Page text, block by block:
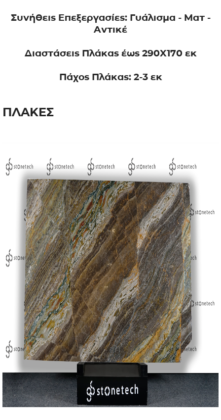
Συνήθεις Επεξεργασίες: Γυάλισμα - Ματ -
Αντικέ
Διαστάσεις Πλάκας έως 290Χ170 εκ
Πάχος Πλάκας: 2-3 εκ
ΠΛΑΚΕΣ